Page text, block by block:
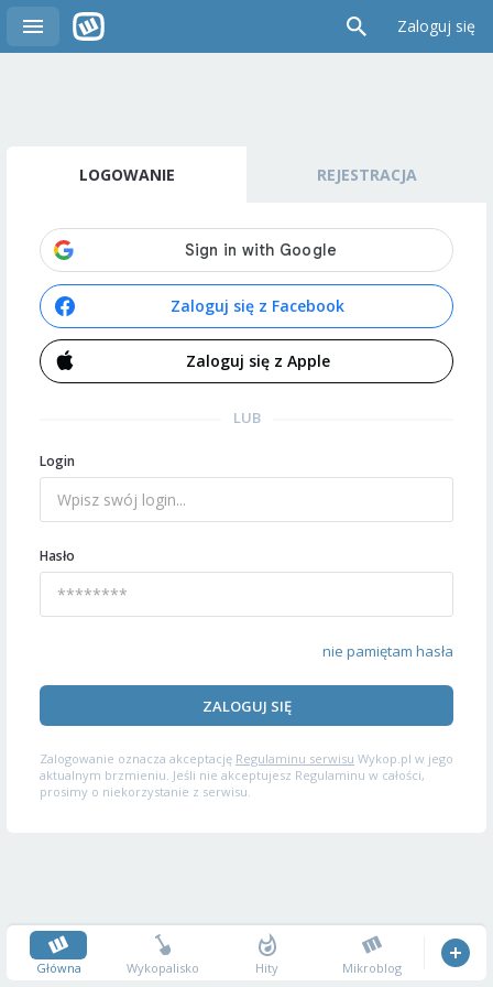
Zaloguj się
LOGOWANIE REJESTRACJA
Zaloguj się z Facebook
Zaloguj się z Apple
LUB
Login
Hasło
nie pamiętam hasła
ZALOGUJ SIĘ
Zalogowanie oznacza akceptację Regulaminu serwisu Wykop.pl w jego
aktualnym brzmieniu. Jeśli nie akceptujesz Regulaminu w całości,
prosimy o niekorzystanie z serwisu.
Główna Wykopalisko Hity Mikroblog